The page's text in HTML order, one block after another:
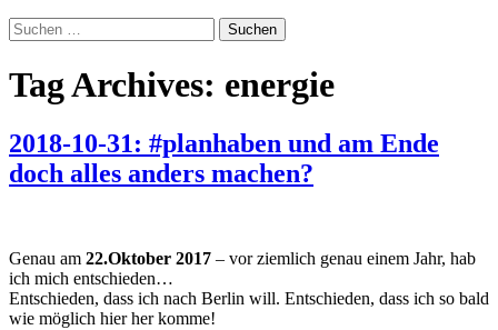
Suchen
nach:
Tag Archives: energie
2018-10-31: #planhaben und am Ende
doch alles anders machen?
Genau am 22.Oktober 2017 – vor ziemlich genau einem Jahr, hab
ich mich entschieden…
Entschieden, dass ich nach Berlin will. Entschieden, dass ich so bald
wie möglich hier her komme!